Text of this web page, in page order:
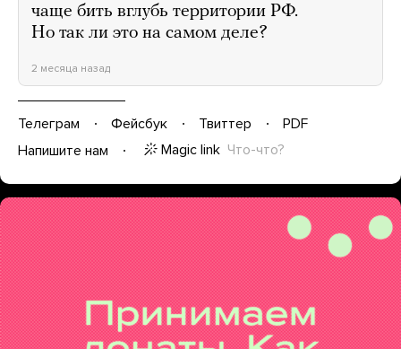
чаще бить вглубь территории РФ.
Но так ли это на самом деле?
2 месяца назад
Телеграм Фейсбук Твиттер
PDF
Напишите нам
Magic link Что-что?